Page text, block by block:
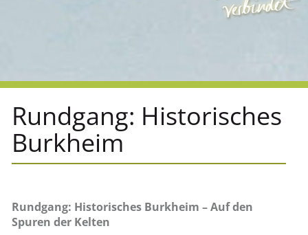
Rundgang: Historisches
Burkheim
Rundgang: Historisches Burkheim – Auf den
Spuren der Kelten